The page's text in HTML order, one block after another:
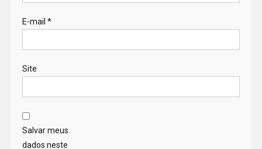
E-mail *
Site
Salvar meus
dados neste